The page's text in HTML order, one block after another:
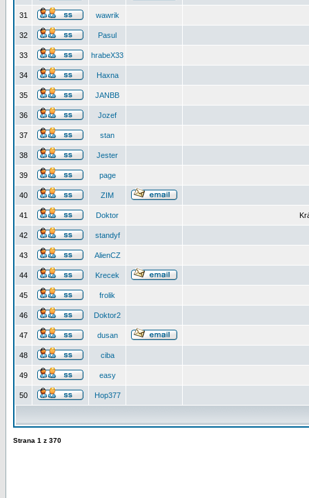
31 wawrik
32 Pasul
33 hrabeX33
34 Haxna
35 JANBB
36 Jozef
37 stan
38 Jester
39 page
40 ZIM
41 Doktor
42 standyf
43 AlienCZ
44 Krecek
45 frolik
46 Doktor2
47 dusan
48 ciba
49 easy
50 Hop377
Strana 1 z 370